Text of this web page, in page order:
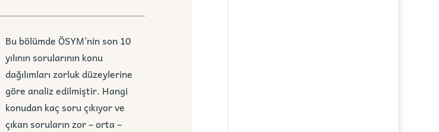
Bu bölümde ÖSYM’nin son 10
yılının sorularının konu
dağılımları zorluk düzeylerine
göre analiz edilmiştir. Hangi
konudan kaç soru çıkıyor ve
çıkan soruların zor – orta –